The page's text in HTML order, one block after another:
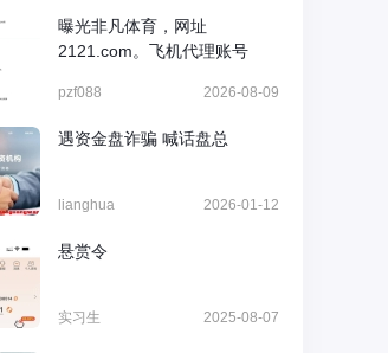
曝光非凡体育，网址
2121.com。飞机代理账号
pzf088 2026-08-09
遇资金盘诈骗 喊话盘总
lianghua 2026-01-12
悬赏令
实习生 2025-08-07